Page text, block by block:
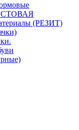
(РЕЗИТ)